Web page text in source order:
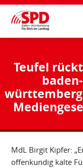
Teufel
baden-
MdL Birgit Kipfer:
offenkundig kalte